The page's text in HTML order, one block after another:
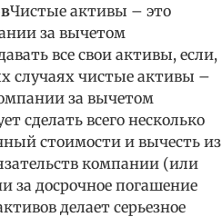
Чистые активы – это
за вычетом
все свои активы, если,
случаях чистые активы –
за вычетом
сделать всего несколько
стоимости и вычесть из
компании (или
за досрочное погашение
делает серьезное